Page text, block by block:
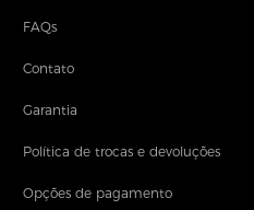
FAQs
Contato
Garantia
Política de trocas e devoluções
Opções de pagamento